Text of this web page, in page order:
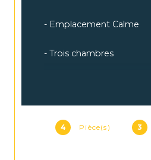
4 Pièce(s) 3
- Emplacement Calme
- Trois chambres